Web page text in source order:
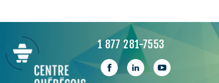
1 877 281-7553